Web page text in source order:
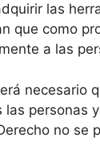
las
que como
a las
necesario
las personas
no se